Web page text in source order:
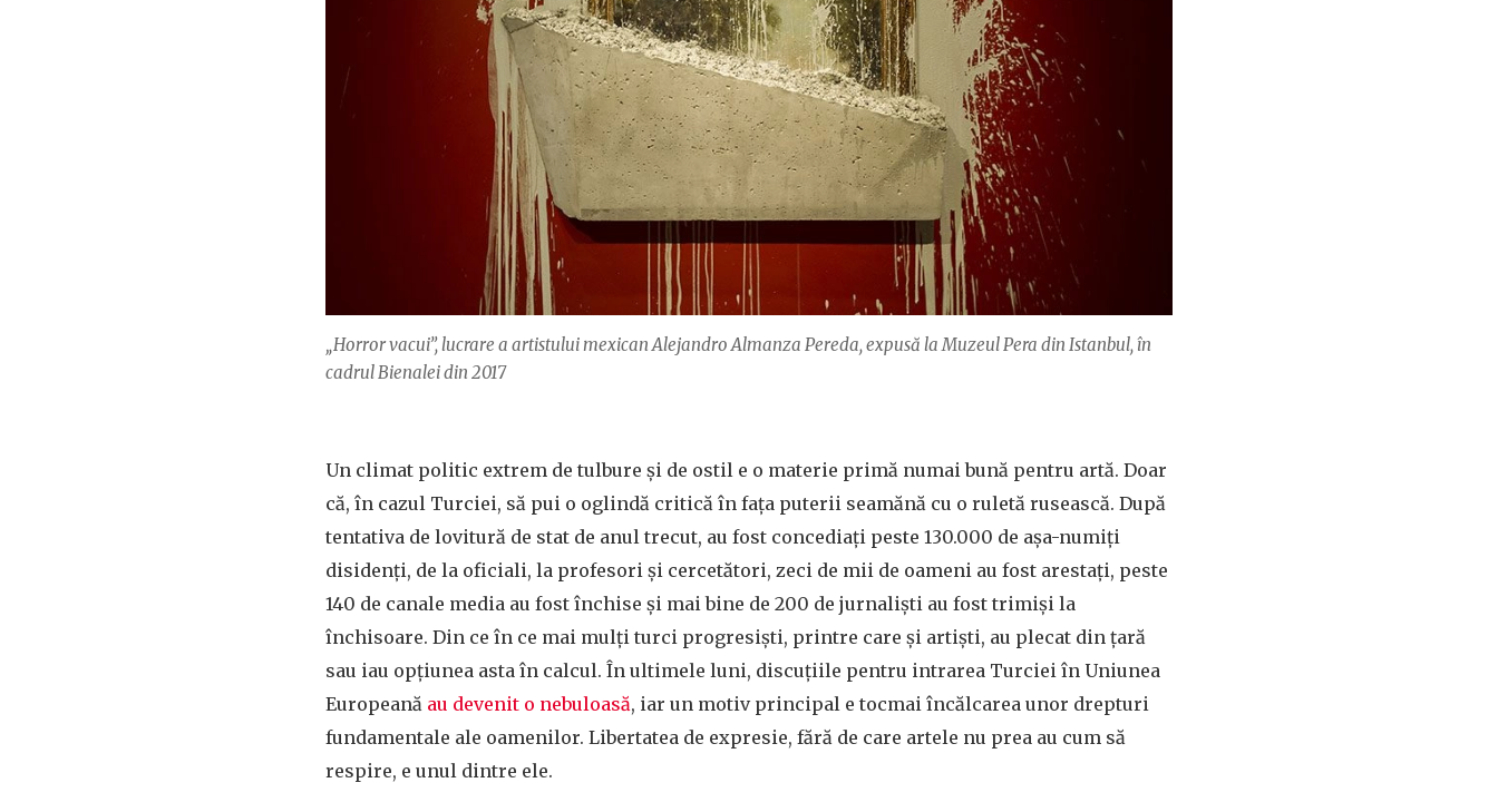
„Horror vacui”, lucrare a artistului mexican Alejandro Almanza Pereda, expusă la Muzeul Pera din Istanbul, în
cadrul Bienalei din 2017
Un climat politic extrem de tulbure și de ostil e o materie primă numai bună pentru artă. Doar
că, în cazul Turciei, să pui o oglindă critică în fața puterii seamănă cu o ruletă rusească. După
tentativa de lovitură de stat de anul trecut, au fost concediați peste 130.000 de așa-numiți
disidenți, de la oficiali, la profesori și cercetători, zeci de mii de oameni au fost arestați, peste
140 de canale media au fost închise și mai bine de 200 de jurnaliști au fost trimiși la
închisoare. Din ce în ce mai mulți turci progresiști, printre care și artiști, au plecat din țară
sau iau opțiunea asta în calcul. În ultimele luni, discuțiile pentru intrarea Turciei în Uniunea
Europeană au devenit o nebuloasă, iar un motiv principal e tocmai încălcarea unor drepturi
fundamentale ale oamenilor. Libertatea de expresie, fără de care artele nu prea au cum să
respire, e unul dintre ele.